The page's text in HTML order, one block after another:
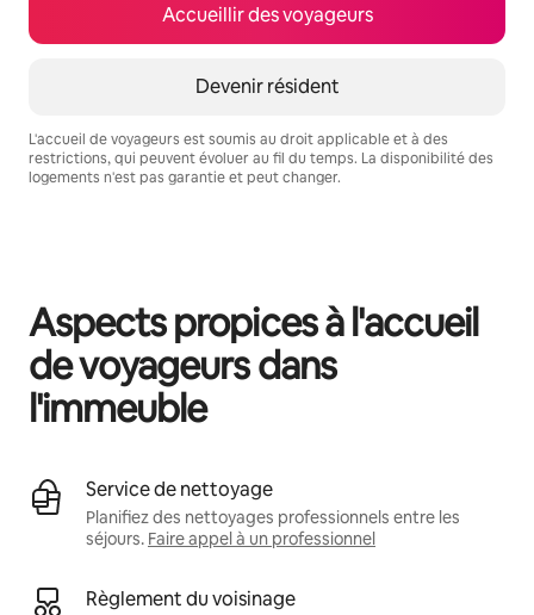
Accueillir des voyageurs
Devenir résident
L'accueil de voyageurs est soumis au droit applicable et à des
restrictions, qui peuvent évoluer au fil du temps. La disponibilité des
logements n'est pas garantie et peut changer.
Aspects propices à l'accueil
de voyageurs dans
l'immeuble
Service de nettoyage
Planifiez des nettoyages professionnels entre les
séjours. Faire appel à un professionnel
Règlement du voisinage